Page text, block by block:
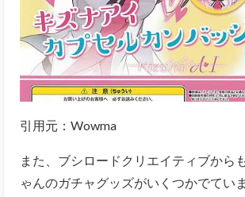
引用元：Wowma
また、ブシロードクリエイティブから
ゃんのガチャグッズがいくつかでていま